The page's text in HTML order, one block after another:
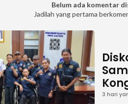
Belum ada komentar
Jadilah yang pertama
Se-
3 hari